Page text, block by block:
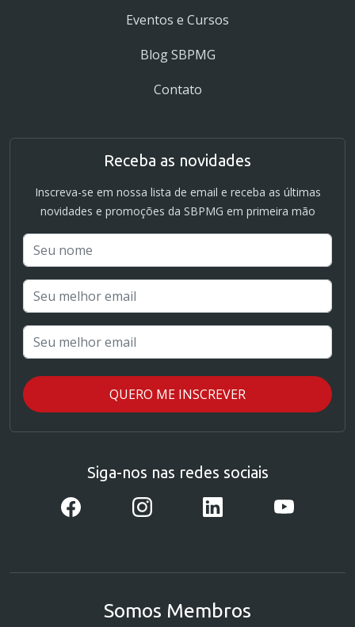
Eventos e Cursos
Blog SBPMG
Contato
Receba as novidades
Inscreva-se em nossa lista de email e receba as últimas
novidades e promoções da SBPMG em primeira mão
Siga-nos nas redes sociais
Somos Membros